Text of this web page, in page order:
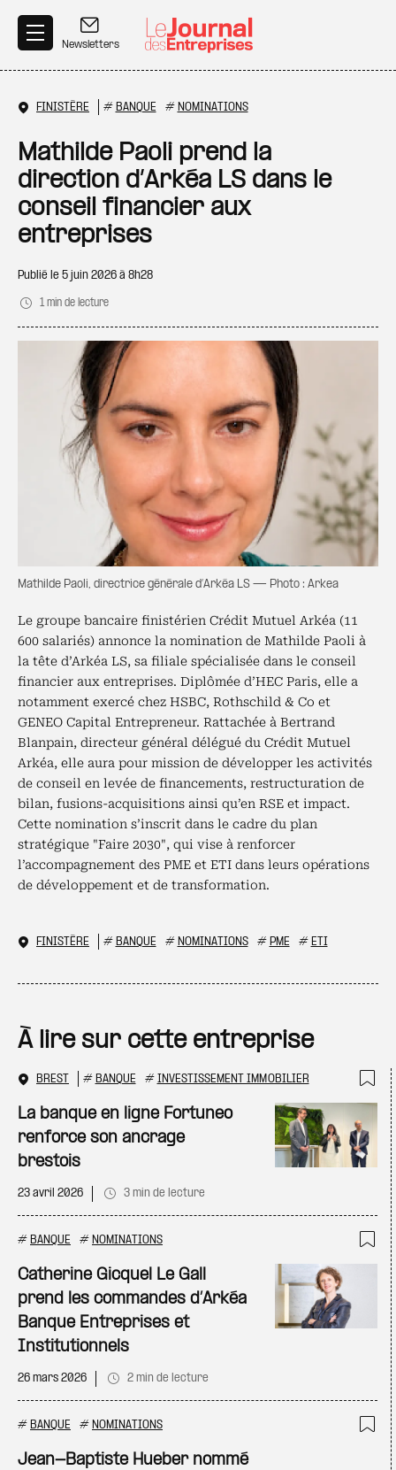
Newsletters
FINISTÈRE # BANQUE # NOMINATIONS
Mathilde Paoli prend la
direction d’Arkéa LS dans le
conseil financier aux
entreprises
Publié le 5 juin 2026 à 8h28
1 min de lecture
Mathilde Paoli, directrice générale d’Arkéa LS — Photo : Arkea
Le groupe bancaire finistérien Crédit Mutuel Arkéa (11
600 salariés) annonce la nomination de Mathilde Paoli à
la tête d’Arkéa LS, sa filiale spécialisée dans le conseil
financier aux entreprises. Diplômée d’HEC Paris, elle a
notamment exercé chez HSBC, Rothschild & Co et
GENEO Capital Entrepreneur. Rattachée à Bertrand
Blanpain, directeur général délégué du Crédit Mutuel
Arkéa, elle aura pour mission de développer les activités
de conseil en levée de financements, restructuration de
bilan, fusions-acquisitions ainsi qu’en RSE et impact.
Cette nomination s’inscrit dans le cadre du plan
stratégique "Faire 2030", qui vise à renforcer
l’accompagnement des PME et ETI dans leurs opérations
de développement et de transformation.
FINISTÈRE # BANQUE # NOMINATIONS # PME # ETI
À lire sur cette entreprise
BREST # BANQUE # INVESTISSEMENT IMMOBILIER
La banque en ligne Fortuneo
renforce son ancrage
brestois
23 avril 2026 3 min de lecture
# BANQUE # NOMINATIONS
Catherine Gicquel Le Gall
prend les commandes d’Arkéa
Banque Entreprises et
Institutionnels
26 mars 2026 2 min de lecture
# BANQUE # NOMINATIONS
Jean-Baptiste Hueber nommé